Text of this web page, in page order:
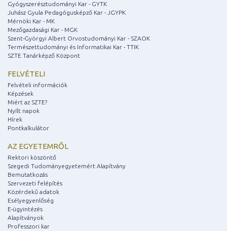
Gyógyszerésztudományi Kar - GYTK
Juhász Gyula Pedagógusképző Kar - JGYPK
Mérnöki Kar - MK
Mezőgazdasági Kar - MGK
Szent-Györgyi Albert Orvostudományi Kar - SZAOK
Természettudományi és Informatikai Kar - TTIK
SZTE Tanárképző Központ
FELVÉTELI
Felvételi információk
Képzések
Miért az SZTE?
Nyílt napok
Hírek
Pontkalkulátor
AZ EGYETEMRŐL
Rektori köszöntő
Szegedi Tudományegyetemért Alapítvány
Bemutatkozás
Szervezeti felépítés
Közérdekű adatok
Esélyegyenlőség
E-ügyintézés
Alapítványok
Professzori kar